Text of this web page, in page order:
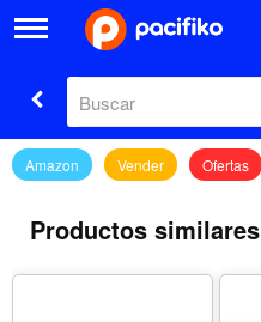
Amazon Vender Ofertas
Productos similares